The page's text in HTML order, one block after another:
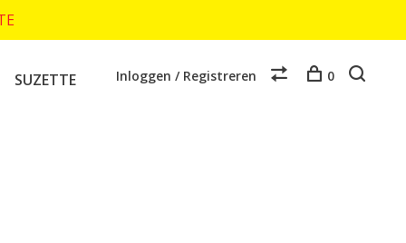
SUZETTE Inloggen / Registreren 0